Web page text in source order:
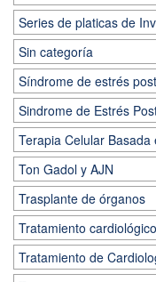
Series de platicas de
Sin categoría
Síndrome de estrés
Sindrome de Estrés
Terapia Celular Basada
Ton Gadol y AJN
Trasplante de órganos
Tratamiento cardiológico
Tratamiento de